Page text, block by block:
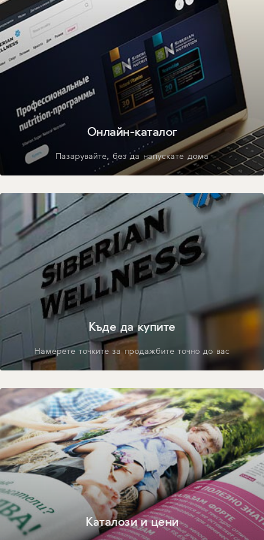
Онлайн-каталог
Пазарувайте, без да напускате дома
Къде да купите
Намерете точките за продажбите точно до вас
Каталози и цени